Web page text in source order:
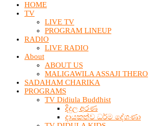
HOME
TV
LIVE TV
PROGRAM LINEUP
RADIO
LIVE RADIO
About
ABOUT US
MALIGAWILA ASSAJI THERO
SADAHAM CHARIKA
PROGRAMS
TV Didiula Buddhist
දිදුල අරණ
දායකත්ව ධර්ම දේශණා